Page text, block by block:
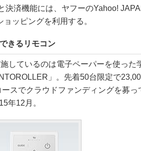
済機能には、ヤフーのYahoo!
ッピングを利用する。
きるリモコン
しているのは電子ペーパーを使った
」。先着50台限定で
スでクラウドファンディングを募っ
年12月。